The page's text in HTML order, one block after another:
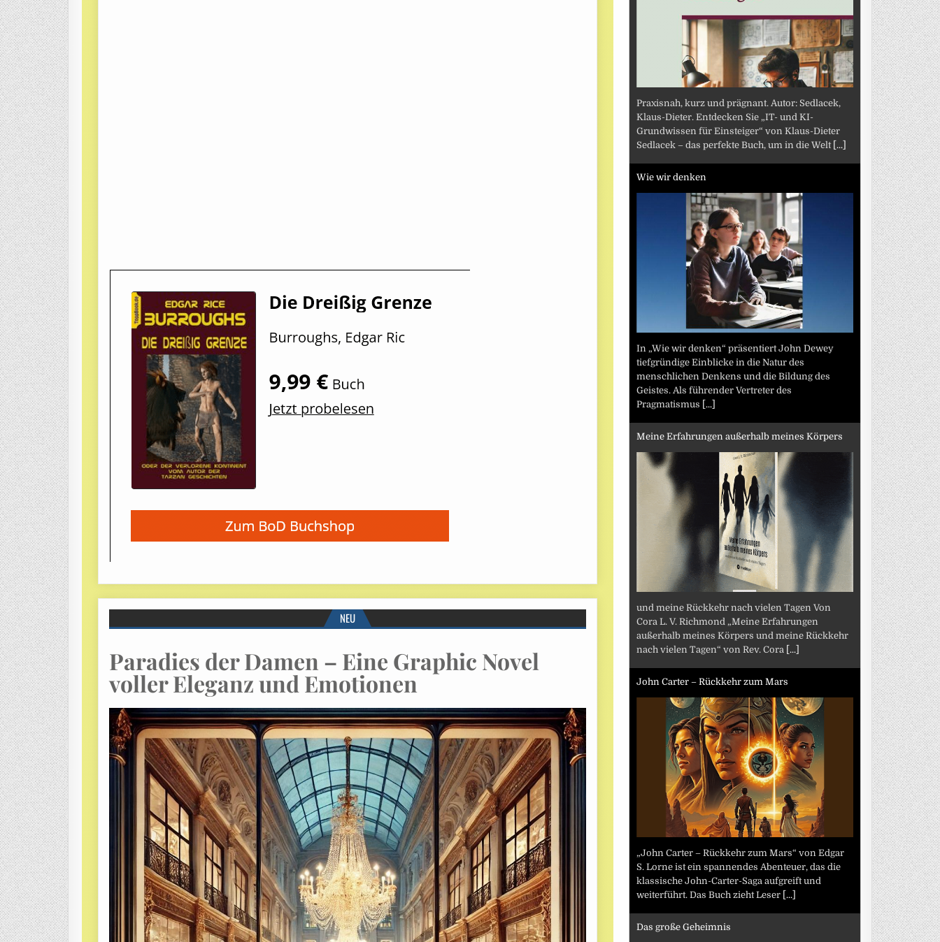
Praxisnah, kurz und prägnant. Autor: Sedlacek,
Klaus-Dieter. Entdecken Sie „IT- und KI-
Grundwissen für Einsteiger“ von Klaus-Dieter
Sedlacek – das perfekte Buch, um in die Welt [...]
Wie wir denken
In „Wie wir denken“ präsentiert John Dewey
tiefgründige Einblicke in die Natur des
menschlichen Denkens und die Bildung des
Geistes. Als führender Vertreter des
Pragmatismus [...]
Meine Erfahrungen außerhalb meines Körpers
und meine Rückkehr nach vielen Tagen Von
Cora L. V. Richmond „Meine Erfahrungen
außerhalb meines Körpers und meine Rückkehr
nach vielen Tagen“ von Rev. Cora [...]
John Carter – Rückkehr zum Mars
„John Carter – Rückkehr zum Mars“ von Edgar
S. Lorne ist ein spannendes Abenteuer, das die
klassische John-Carter-Saga aufgreift und
weiterführt. Das Buch zieht Leser [...]
Das große Geheimnis